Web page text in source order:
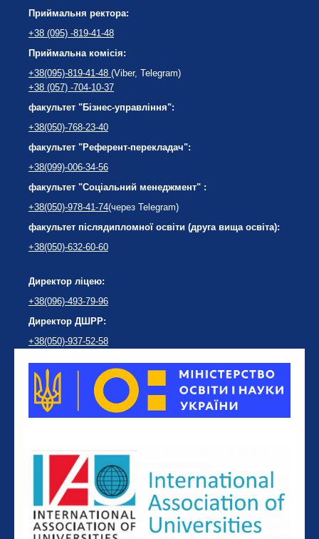
Приймальня ректора:
+38 (095) -819-41-48
Приймальна комісія:
+38(095)-819-41-48 (Viber, Telegram)
+38 (057) -704-10-37
факультет "Бізнес-управління":
+38(050)-768-23-40
факультет "Референт-перекладач":
+38(099)-006-34-56
факультет "Соціальний менеджмент" :
+38(050)-978-41-74(через Telegram)
факультет післядипломної освіти (друга вища освіта):
+38(050)-632-60-60
Директор ліцею:
+38(096)-493-79-96
Директор ДШРР:
+38(050)-937-52-58